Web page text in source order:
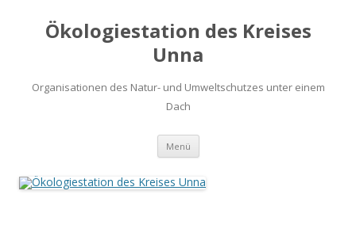
Ökologiestation des Kreises
Unna
Organisationen des Natur- und Umweltschutzes unter einem
Dach
Menü Zum
springen